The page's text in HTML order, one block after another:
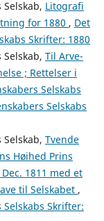
Litografi
for 1880 , Det
Skrifter: 1880
Til Arve-
; Rettelser i
Selskabs
Selskabs
Tvende
Høihed Prins
1811 med et
til Selskabet ,
Skrifter: